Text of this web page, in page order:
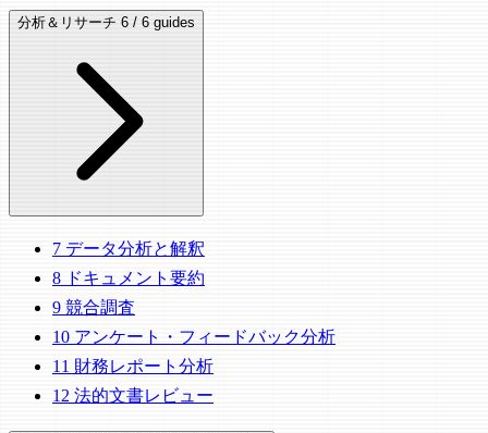
分析＆リサーチ 6 / 6 guides
7 データ分析と解釈
8 ドキュメント要約
9 競合調査
10 アンケート・フィードバック分析
11 財務レポート分析
12 法的文書レビュー